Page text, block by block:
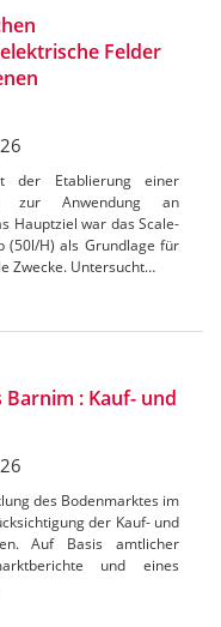
Felder
der Etablierung einer
zur Anwendung an
Hauptziel war das Scale-
(50l/H) als Grundlage für
Zwecke. Untersucht…
: Kauf- und
des Bodenmarktes im
der Kauf- und
Auf Basis amtlicher
und eines